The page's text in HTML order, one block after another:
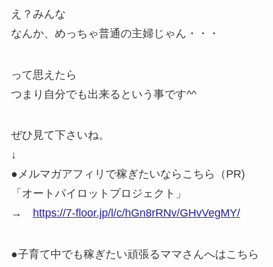
え？みんな
なんか、めっちゃ普通の主婦じゃん・・・
って思えたら
つまり自分でも出来るという事です^^
ぜひ見て下さいね。
↓
●メルマガアフィリで稼ぎたいならこちら（PR)
「オートパイロットプロジェクト」
→
https://7-floor.jp/l/c/hGn8rRNv/GHvVegMY/
●子育て中でも稼ぎたい頑張るママさんへはこちら